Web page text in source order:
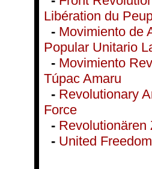
Libération du
- Movimiento de
Popular Unitario
- Movimiento
Túpac Amaru
- Revolutionary
Force
- Revolutionären
- United